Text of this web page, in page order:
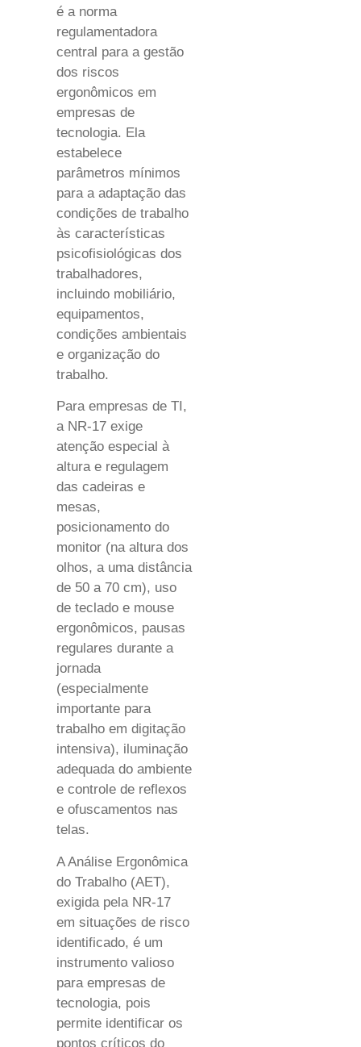
é a norma
regulamentadora
central para a gestão
dos riscos
ergonômicos em
empresas de
tecnologia. Ela
estabelece
parâmetros mínimos
para a adaptação das
condições de trabalho
às características
psicofisiológicas dos
trabalhadores,
incluindo mobiliário,
equipamentos,
condições ambientais
e organização do
trabalho.
Para empresas de TI,
a NR-17 exige
atenção especial à
altura e regulagem
das cadeiras e
mesas,
posicionamento do
monitor (na altura dos
olhos, a uma distância
de 50 a 70 cm), uso
de teclado e mouse
ergonômicos, pausas
regulares durante a
jornada
(especialmente
importante para
trabalho em digitação
intensiva), iluminação
adequada do ambiente
e controle de reflexos
e ofuscamentos nas
telas.
A Análise Ergonômica
do Trabalho (AET),
exigida pela NR-17
em situações de risco
identificado, é um
instrumento valioso
para empresas de
tecnologia, pois
permite identificar os
pontos críticos do